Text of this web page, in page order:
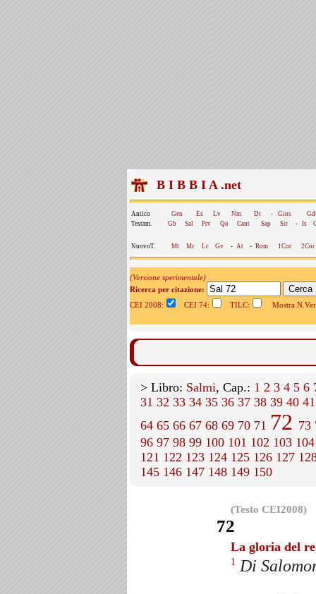
B I B B I A .net
Antico Gen Es Lv Nm Dt - Gios
Testam.
Gb Sal Prv Qo Cant Sap Sir - Is
NuovoT. Mt Mc Lc Gv - At - Rom 1Cor 2Cor
(Versione sperimentale)
Ricerca per citazione:
CEI 2008:
CEI 74: TILC: Mostra
> Libro: Salmi, Cap.: 1 2 3 4 5 6
31 32 33 34 35 36 37 38 39 40 41
64 65 66 67 68 69 70 71 72 73
96 97 98 99 100 101 102 103 104
121 122 123 124 125 126 127
145 146 147 148 149 150
(Testo CEI2008)
72
La gloria del
1 Di